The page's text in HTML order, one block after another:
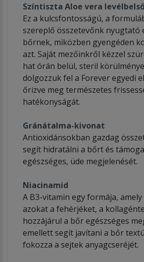
Színtiszta Aloe vera
Ez a kulcsfontosságú, a
szereplő összetevőnk nyugtató
bőrnek, miközben gyengéden
azt. Saját mezőinkről kézzel
hat órán belül, steril
dolgozzuk fel a Forever egyedi
őrizve meg természetes
hatékonyságát.
Gránátalma-kivonat
Antioxidánsokban gazdag
segít hidratálni a bőrt és
egészséges, üde megjelenését.
Niacinamid
A B3-vitamin egy formája,
azokat a fehérjéket, a
hozzájárul a bőr egészséges
emellett segít javítani a bőr
fokozza a sejtek anyagcseréjét.